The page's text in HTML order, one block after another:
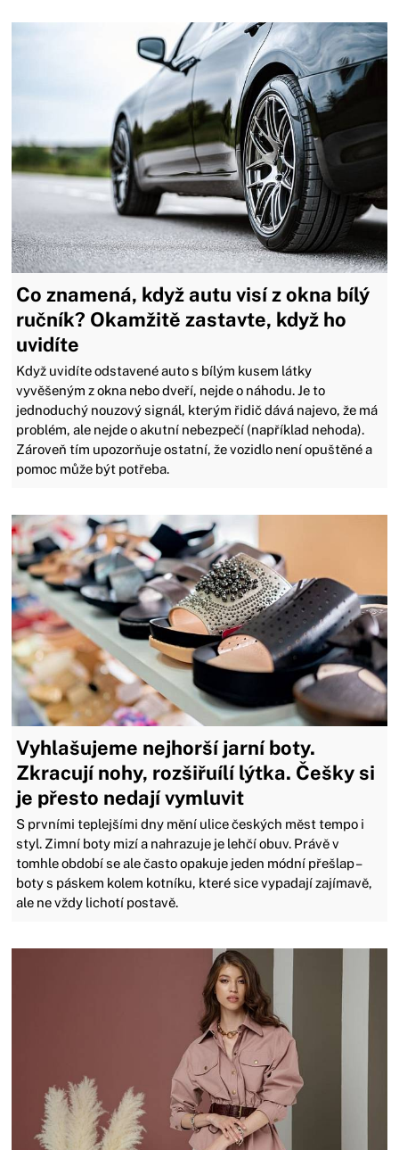
Co znamená, když autu visí z okna bílý
ručník? Okamžitě zastavte, když ho
uvidíte
Když uvidíte odstavené auto s bílým kusem látky
vyvěšeným z okna nebo dveří, nejde o náhodu. Je to
jednoduchý nouzový signál, kterým řidič dává najevo, že má
problém, ale nejde o akutní nebezpečí (například nehoda).
Zároveň tím upozorňuje ostatní, že vozidlo není opuštěné a
pomoc může být potřeba.
Vyhlašujeme nejhorší jarní boty.
Zkracují nohy, rozšiřuílí lýtka. Češky si
je přesto nedají vymluvit
S prvními teplejšími dny mění ulice českých měst tempo i
styl. Zimní boty mizí a nahrazuje je lehčí obuv. Právě v
tomhle období se ale často opakuje jeden módní přešlap –
boty s páskem kolem kotníku, které sice vypadají zajímavě,
ale ne vždy lichotí postavě.